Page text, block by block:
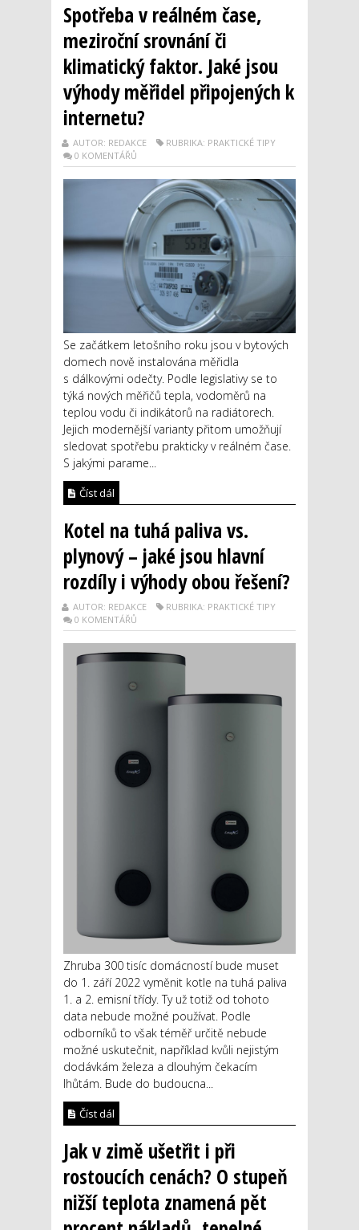
Spotřeba v reálném čase,
meziroční srovnání či
klimatický faktor. Jaké jsou
výhody měřidel připojených k
internetu?
AUTOR: REDAKCE
RUBRIKA: PRAKTICKÉ TIPY
0 KOMENTÁŘŮ
Se začátkem letošního roku jsou v bytových
domech nově instalována měřidla
s dálkovými odečty. Podle legislativy se to
týká nových měřičů tepla, vodoměrů na
teplou vodu či indikátorů na radiátorech.
Jejich modernější varianty přitom umožňují
sledovat spotřebu prakticky v reálném čase.
S jakými parame...
Číst dál
Kotel na tuhá paliva vs.
plynový – jaké jsou hlavní
rozdíly i výhody obou řešení?
AUTOR: REDAKCE
RUBRIKA: PRAKTICKÉ TIPY
0 KOMENTÁŘŮ
Zhruba 300 tisíc domácností bude muset
do 1. září 2022 vyměnit kotle na tuhá paliva
1. a 2. emisní třídy. Ty už totiž od tohoto
data nebude možné používat. Podle
odborníků to však téměř určitě nebude
možné uskutečnit, například kvůli nejistým
dodávkám železa a dlouhým čekacím
lhůtám. Bude do budoucna...
Číst dál
Jak v zimě ušetřit i při
rostoucích cenách? O stupeň
nižší teplota znamená pět